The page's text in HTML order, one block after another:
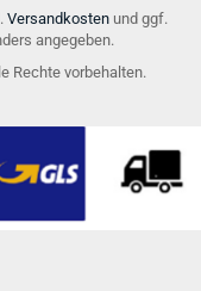
Versandkosten und ggf.
angegeben.
Rechte vorbehalten.